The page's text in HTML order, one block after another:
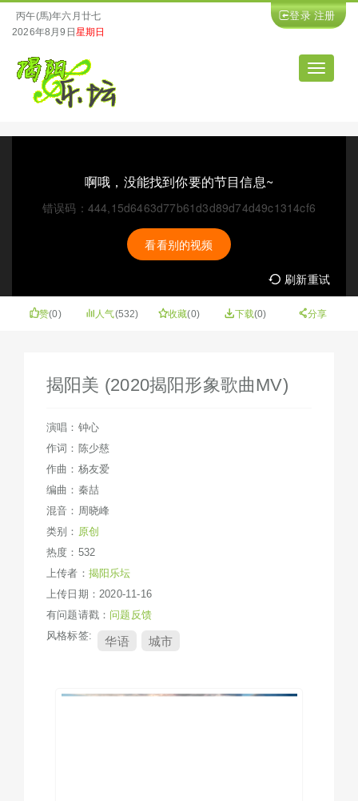
丙午(馬)年六月廿七
2026年8月9日星期日
登录 注册
导
航
啊哦，没能找到你要的节目信息~
错误码：444,15d6463d77b61d3d89d74d49c1314cf6
看看别的视频
刷新重试
赞(0) 人气(532) 收藏(0) 下载(0) 分享
揭阳美 (2020揭阳形象歌曲MV)
演唱：钟心
作词：陈少慈
作曲：杨友爱
编曲：秦喆
混音：周晓峰
类别： 原创
热度：532
上传者： 揭阳乐坛
上传日期：2020-11-16
有问题请戳： 问题反馈
风格标签:
华语 城市